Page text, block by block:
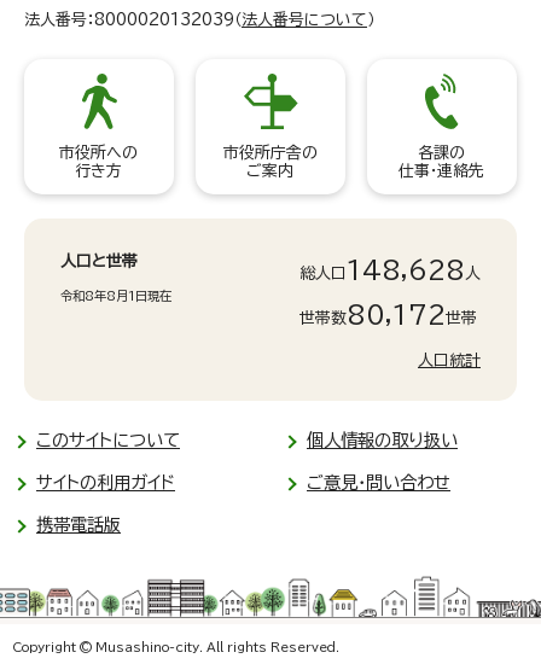
法人番号：8000020132039（ 法人番号について ）
市役所への
行き方
市役所庁舎の
ご案内
各課の
仕事・連絡先
人口と世帯
令和8年8月1日現在
総人口 148,628 人
世帯数80,172世帯
人口統計
このサイトについて 個人情報の取り扱い
サイトの利用ガイド ご意見・問い合わせ
携帯電話版
Copyright © Musashino-city. All rights Reserved.